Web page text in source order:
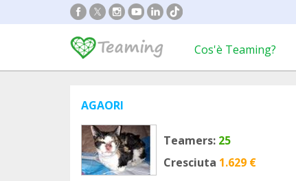
Cos'è Teaming?
AGAORI
Teamers: 25
Cresciuta 1.629 €